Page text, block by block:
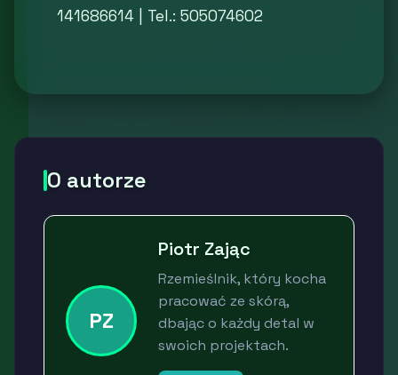
141686614 | Tel.: 505074602
O autorze
PZ
Piotr Zając
Rzemieślnik, który kocha
pracować ze skórą,
dbając o każdy detal w
swoich projektach.